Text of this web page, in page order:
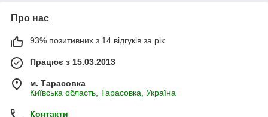
Про нас
93% позитивних з 14 відгуків за рік
Працює з 15.03.2013
м. Тарасовка
Київська область, Тарасовка, Україна
Контакти